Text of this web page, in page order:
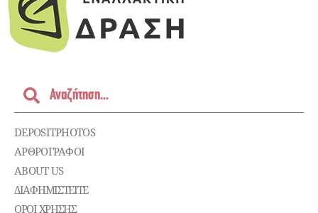
DEPOSITPHOTOS
ΑΡΘΡΟΓΡΑΦΟΙ
ABOUT US
ΔΙΑΦΗΜΙΣΤΕΊΤΕ
ΌΡΟΙ ΧΡΉΣΗΣ